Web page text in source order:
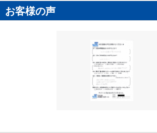
お客様の声